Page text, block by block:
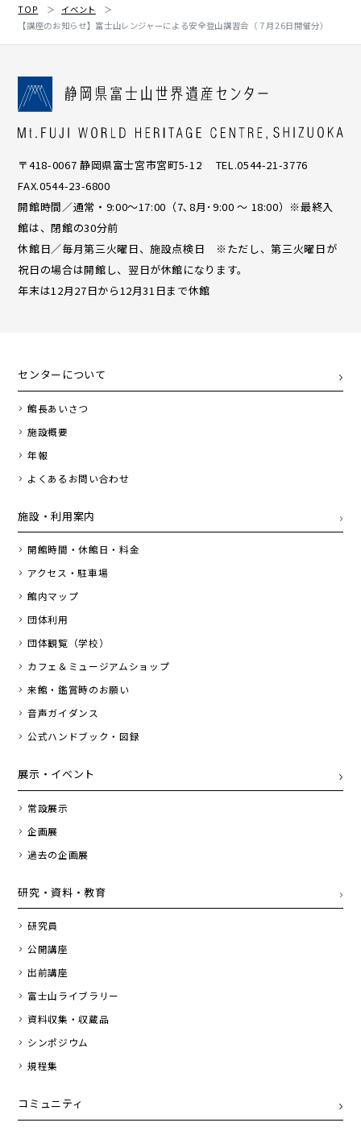
TOP
イベント
【講座のお知らせ】富士山レンジャーによる安全登山講習会（７月26日開催分）
〒418-0067 静岡県富士宮市宮町5-12 TEL.0544-21-3776
FAX.0544-23-6800
開館時間／通常・9:00〜17:00（7､8月･9:00 ～ 18:00）※最終入
館は、閉館の30分前
休館日／毎月第三火曜日、施設点検日 ※ただし、第三火曜日が
祝日の場合は開館し、翌日が休館になります。
年末は12月27日から12月31日まで休館
センターについて
館長あいさつ
施設概要
年報
よくあるお問い合わせ
施設・利用案内
開館時間・休館日・料金
アクセス・駐車場
館内マップ
団体利用
団体観覧（学校）
カフェ＆ミュージアムショップ
来館・鑑賞時のお願い
音声ガイダンス
公式ハンドブック・図録
展示・イベント
常設展示
企画展
過去の企画展
研究・資料・教育
研究員
公開講座
出前講座
富士山ライブラリー
資料収集・収蔵品
シンポジウム
規程集
コミュニティ